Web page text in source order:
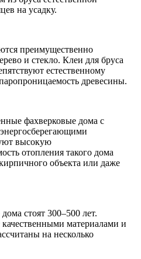
на усадку.
преимущественно
и стекло. Клеи для бруса
естественному
древесины.
фахверковые дома с
высокую
отопления такого дома
объекта или даже
стоят 300–500 лет.
материалами и
на несколько